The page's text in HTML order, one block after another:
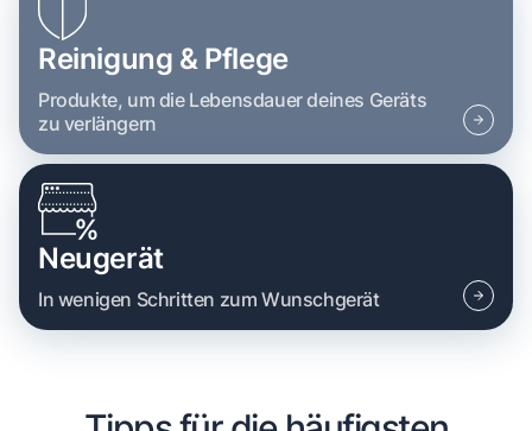
Reinigung & Pflege
Produkte, um die Lebensdauer deines Geräts
zu verlängern
Neugerät
In wenigen Schritten zum Wunschgerät